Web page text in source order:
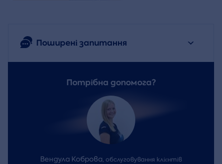
Поширені запитання
Потрібна допомога?
Вендула Коброва, обслуговування клієнтів